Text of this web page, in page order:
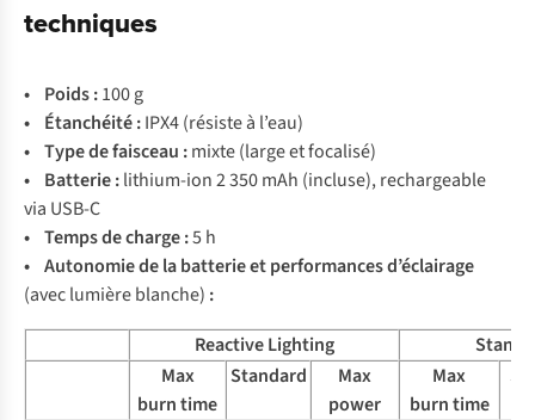
techniques
• Poids :100 g
• Étanchéité :IPX4 (résiste à l’eau)
• Type de faisceau :mixte (large et focalisé)
• Batterie :lithium-ion 2 350 mAh (incluse), rechargeable
via USB-C
• Temps de charge:5 h
• Autonomie de la batterie et performances d’éclairage
(avec lumière blanche) :
Reactive Lighting
Max
burn time
Standard
Max
power
Max
burn time